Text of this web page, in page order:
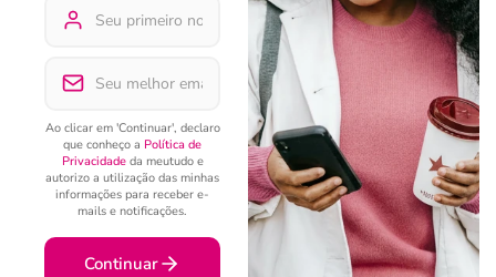
Ao clicar em 'Continuar', declaro
que conheço a Política de
Privacidadeda meutudo e
autorizo a utilização das minhas
informações para receber e-
mails e notificações.
Continuar